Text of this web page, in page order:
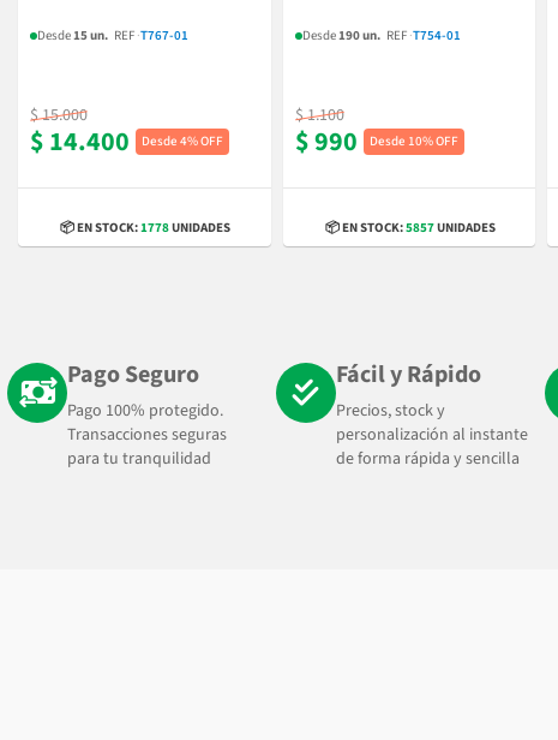
Desde15 un. REF ·T767-01
$ 15.000
$ 14.400 4% OFF
📦 EN STOCK:1778UNIDADES
Desde190 un. REF ·T754-01
$ 1.100
$ 990 10% OFF
📦 EN STOCK:5857UNIDADES
Pago Seguro
Pago 100% protegido.
Transacciones seguras
para tu tranquilidad
Fácil y Rápido
Precios, stock y
personalización al instante
de forma rápida y sencilla